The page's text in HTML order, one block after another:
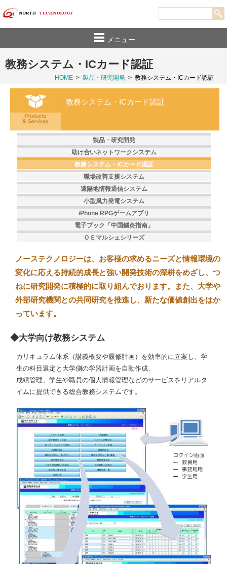
メニュー
教務システム・ICカード認証
HOME > 製品・研究開発 > 教務システム・ICカード認証
教務システム・ICカード認証
製品・研究開発
助け合いネットワークシステム
教務システム・ICカード認証
職場改善支援システム
遠隔地情報通信システム
小型風力発電システム
iPhone RPGゲームアプリ
電子ブック「中国鍼灸指南」
ＯＥマルシェシリーズ
ノーステクノロジーは、お客様の求めるニーズと情報環境の
変化に応える持続的成長と強い開発技術の深耕をめざし、つ
ねに研究開発に積極的に取り組んでおります。また、大学や
外部研究機関との共同研究を推進し、新たな価値創出をはか
っています。
◆大学向け教務システム
カリキュラム体系（講義概要や履修計画）を効率的に立案し、学
生の科目選定と大学側の学習計画を自動作成、
成績管理、学生や職員の個人情報管理などのサービスをリアルタ
イムに提供できる総合教務システムです。